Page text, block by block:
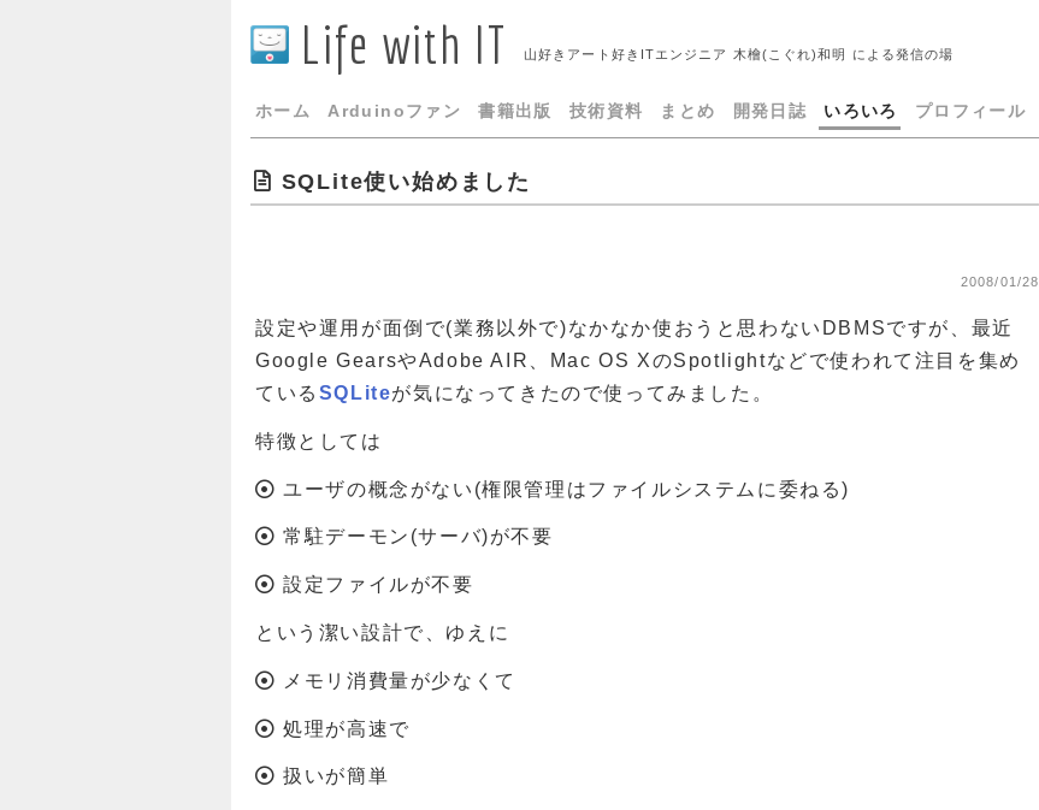
Life with IT 山好きアート好きITエンジニア 木檜(こぐれ)和明 による発信の場
ホーム Arduinoファン 書籍出版 技術資料 まとめ 開発日誌 いろいろ プロフィール
SQLite使い始めました
2008/01/28
設定や運用が面倒で(業務以外で)なかなか使おうと思わないDBMSですが、最近
Google GearsやAdobe AIR、Mac OS XのSpotlightなどで使われて注目を集め
ている SQLiteが気になってきたので使ってみました。
特徴としては
ユーザの概念がない(権限管理はファイルシステムに委ねる)
常駐デーモン(サーバ)が不要
設定ファイルが不要
という潔い設計で、ゆえに
メモリ消費量が少なくて
処理が高速で
扱いが簡単